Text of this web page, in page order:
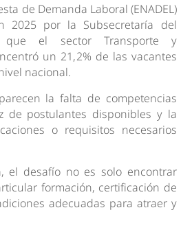
de Demanda Laboral (ENADEL)
2025 por la Subsecretaría del
que el sector Transporte y
un 21,2% de las vacantes
nacional.
la falta de competencias
de postulantes disponibles y la
o requisitos necesarios
el desafío no es solo encontrar
formación, certificación de
adecuadas para atraer y